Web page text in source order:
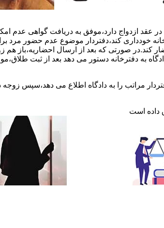
ازدواج دارد،موفق به دریافت گواهی عدم
خودداری کند،دفتردار موضوع عدم حضور مرد
کند.در صورتی که بعد از ارسال احضاریه،باز
به دفترخانه دستور می دهد بعد از ثبت
مراتب را به دادگاه اطلاع می دهد،سپس
داده است